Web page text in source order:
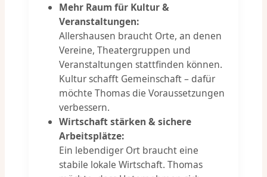
Mehr Raum für Kultur &
Veranstaltungen:
Allershausen braucht Orte, an denen
Vereine, Theatergruppen und
Veranstaltungen stattfinden können.
Kultur schafft Gemeinschaft – dafür
möchte Thomas die Voraussetzungen
verbessern.
Wirtschaft stärken & sichere
Arbeitsplätze:
Ein lebendiger Ort braucht eine
stabile lokale Wirtschaft. Thomas